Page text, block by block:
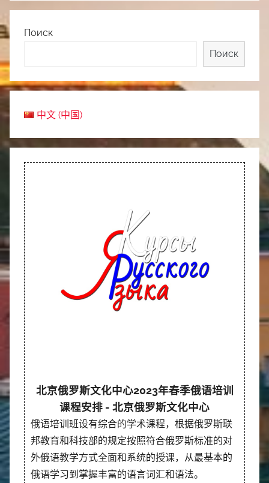
Поиск
Поиск
中文 (中国)
北京俄罗斯文化中心2023年春季俄语培训
课程安排 - 北京俄罗斯文化中心
俄语培训班设有综合的学术课程，根据俄罗斯联
邦教育和科技部的规定按照符合俄罗斯标准的对
外俄语教学方式全面和系统的授课，从最基本的
俄语学习到掌握丰富的语言词汇和语法。